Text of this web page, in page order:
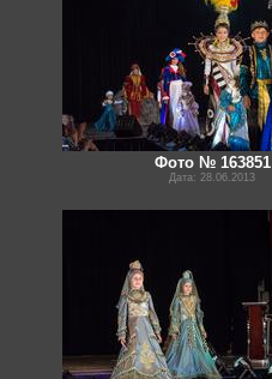
Фото № 163851
Дата: 28.06.2013